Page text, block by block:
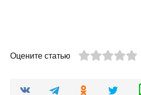
Оцените статью